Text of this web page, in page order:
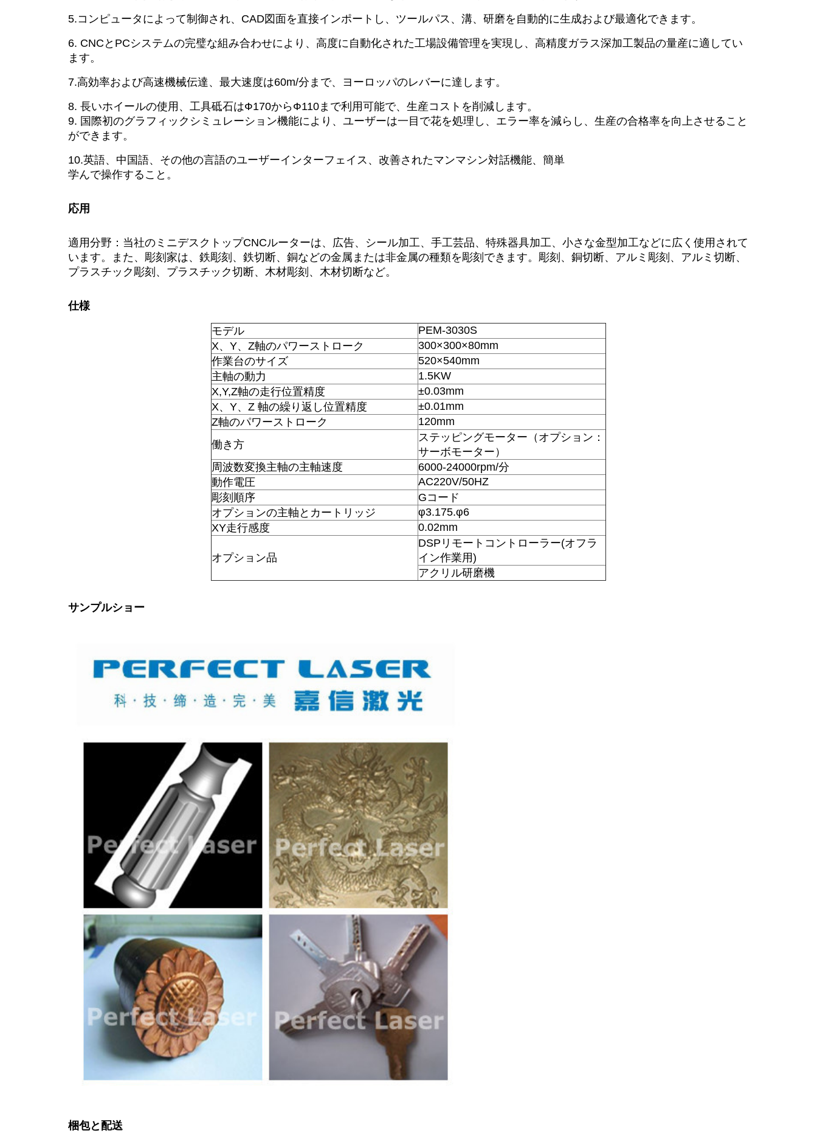
5.コンピュータによって制御され、CAD図面を直接インポートし、ツールパス、溝、研磨を自動的に生成および最適化できます。
6. CNCとPCシステムの完璧な組み合わせにより、高度に自動化された工場設備管理を実現し、高精度ガラス深加工製品の量産に適してい
ます。
7.高効率および高速機械伝達、最大速度は60m/分まで、ヨーロッパのレバーに達します。
8. 長いホイールの使用、工具砥石はФ170からФ110まで利用可能で、生産コストを削減します。
9. 国際初のグラフィックシミュレーション機能により、ユーザーは一目で花を処理し、エラー率を減らし、生産の合格率を向上させること
ができます。
10.英語、中国語、その他の言語のユーザーインターフェイス、改善されたマンマシン対話機能、簡単
学んで操作すること。
応用
適用分野：当社のミニデスクトップCNCルーターは、広告、シール加工、手工芸品、特殊器具加工、小さな金型加工などに広く使用されて
います。また、彫刻家は、鉄彫刻、鉄切断、銅などの金属または非金属の種類を彫刻できます。彫刻、銅切断、アルミ彫刻、アルミ切断、
プラスチック彫刻、プラスチック切断、木材彫刻、木材切断など。
仕様
モデル
PEM-3030S
X、Y、Z軸のパワーストローク
300×300×80mm
作業台のサイズ
520×540mm
主軸の動力
1.5KW
X,Y,Z軸の走行位置精度
±0.03mm
X、Y、Z 軸の繰り返し位置精度
±0.01mm
Z軸のパワーストローク
120mm
働き方
ステッピングモーター（オプション：
サーボモーター）
周波数変換主軸の主軸速度
6000-24000rpm/分
動作電圧
AC220V/50HZ
彫刻順序
Gコード
オプションの主軸とカートリッジ
φ3.175.φ6
XY走行感度
0.02mm
オプション品
DSPリモートコントローラー(オフラ
イン作業用)
アクリル研磨機
サンプルショー
梱包と配送